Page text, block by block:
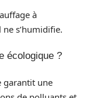
à
s’humidifie.
écologique ?
garantit une